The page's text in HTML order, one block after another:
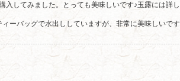
してみました。とっても美味しいです♪玉露には詳
ーバッグで水出ししていますが、非常に美味しいです